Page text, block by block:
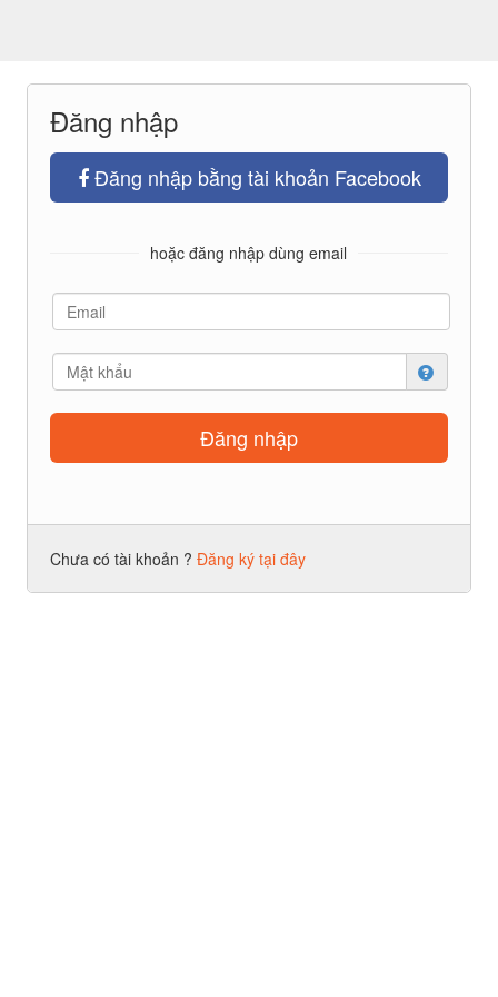
Đăng nhập
Đăng nhập bằng tài khoản Facebook
hoặc đăng nhập dùng email
Chưa có tài khoản ? Đăng ký tại đây